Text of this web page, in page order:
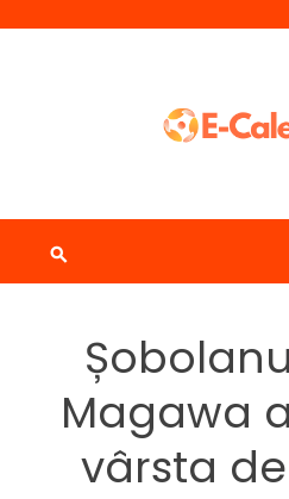
Magawa
vârsta